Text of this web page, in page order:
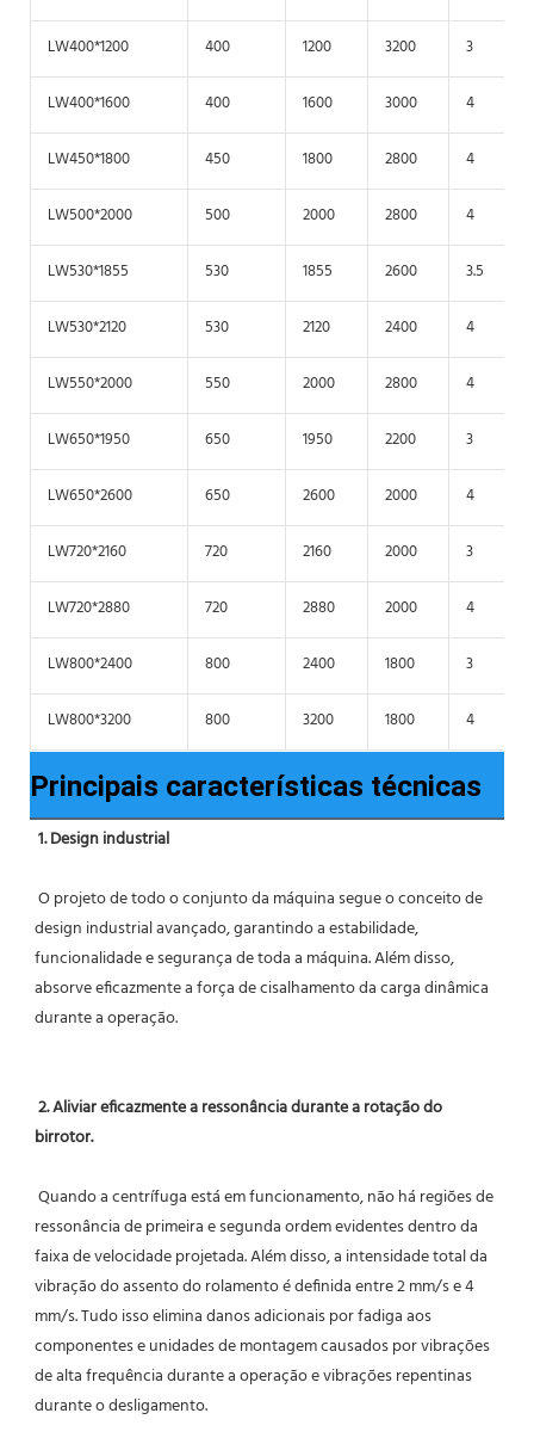
LW400*1200 400 1200 3200 3
LW400*1600 400 1600 3000 4
LW450*1800 450 1800 2800 4
LW500*2000 500 2000 2800 4
LW530*1855 530 1855 2600 3.5
LW530*2120 530 2120 2400 4
LW550*2000 550 2000 2800 4
LW650*1950 650 1950 2200 3
LW650*2600 650 2600 2000 4
LW720*2160 720 2160 2000 3
LW720*2880 720 2880 2000 4
LW800*2400 800 2400 1800 3
LW800*3200 800 3200 1800 4
Principais características técnicas
1. Design industrial
design industrial avançado, garantindo a estabilidade,
funcionalidade e segurança de toda a máquina. Além disso,
absorve eficazmente a força de cisalhamento da carga dinâmica
durante a operação.
2. Aliviar eficazmente a ressonância durante a rotação do
birrotor.
ressonância de primeira e segunda ordem evidentes dentro da
faixa de velocidade projetada. Além disso, a intensidade total da
vibração do assento do rolamento é definida entre 2 mm/s e 4
mm/s. Tudo isso elimina danos adicionais por fadiga aos
componentes e unidades de montagem causados ​​por vibrações
de alta frequência durante a operação e vibrações repentinas
durante o desligamento.